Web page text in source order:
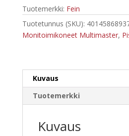
PLUS
START
määrä
Tuotemerkki: Fein
Tuotetunnus (SKU):
Monitoimikoneet Multimaster,
Kuvaus
Tuotemerkki
Kuvaus